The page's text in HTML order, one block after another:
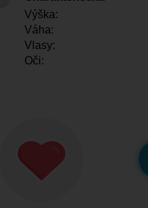
Výška:
Váha:
Vlasy:
Oči: